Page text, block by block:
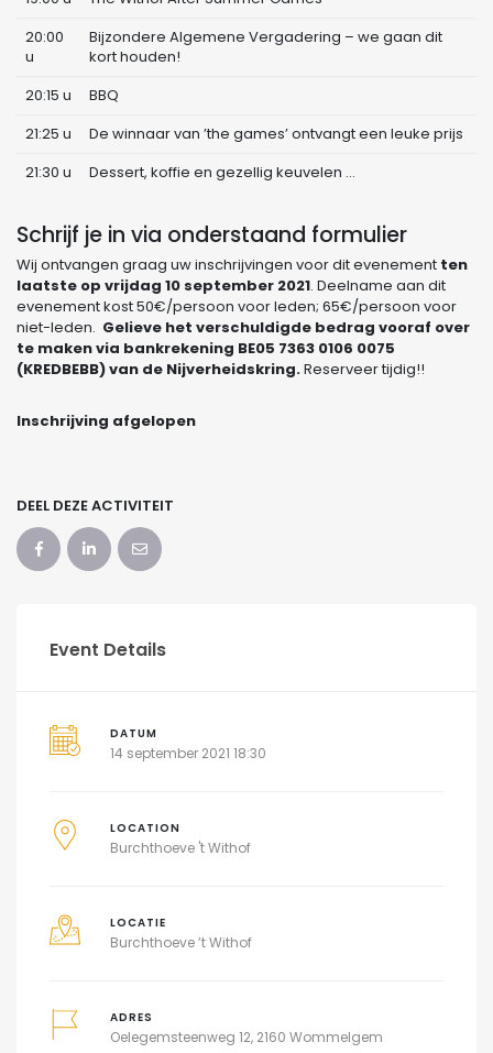
20:00
u
Bijzondere Algemene Vergadering – we gaan dit
kort houden!
20:15 u
BBQ
21:25 u
De winnaar van ’the games’ ontvangt een leuke prijs
21:30 u
Dessert, koffie en gezellig keuvelen …
Schrijf je in via onderstaand formulier
Wij ontvangen graag uw inschrijvingen voor dit evenement ten
laatste op vrijdag 10 september 2021. Deelname aan dit
evenement kost 50€/persoon voor leden; 65€/persoon voor
niet-leden. Gelieve het verschuldigde bedrag vooraf over
te maken via bankrekening BE05 7363 0106 0075
(KREDBEBB) van de Nijverheidskring.Reserveer tijdig!!
Inschrijving afgelopen
DEEL DEZE ACTIVITEIT
Event Details
DATUM
14 september 2021 18:30
LOCATION
Burchthoeve 't Withof
LOCATIE
Burchthoeve ’t Withof
ADRES
Oelegemsteenweg 12, 2160 Wommelgem